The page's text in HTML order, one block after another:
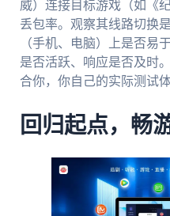
威）连接目标游戏（如《
丢包率。观察其线路切换
（手机、电脑）上是否易
是否活跃、响应是否及时
合你，你自己的实际测试
回归起点，畅